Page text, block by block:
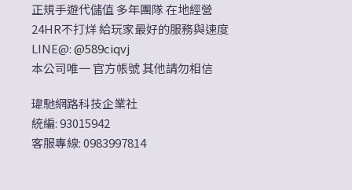
正規手遊代儲值 多年團隊 在地經營
24HR不打烊 給玩家最好的服務與速度
LINE@:@589ciqvj
本公司唯一 官方帳號 其他請勿相信
瑋馳網路科技企業社
統編: 93015942
客服專線: 0983997814